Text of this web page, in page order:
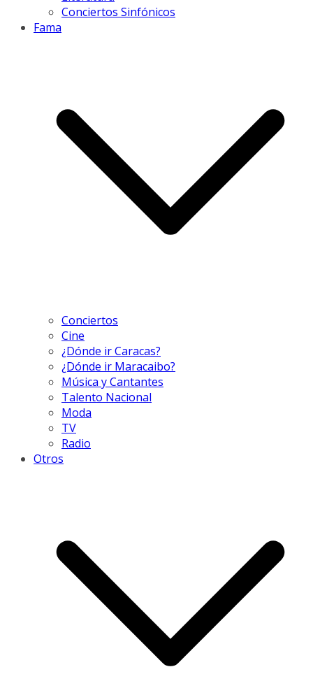
Conciertos Sinfónicos
Fama
Conciertos
Cine
¿Dónde ir Caracas?
¿Dónde ir Maracaibo?
Música y Cantantes
Talento Nacional
Moda
TV
Radio
Otros